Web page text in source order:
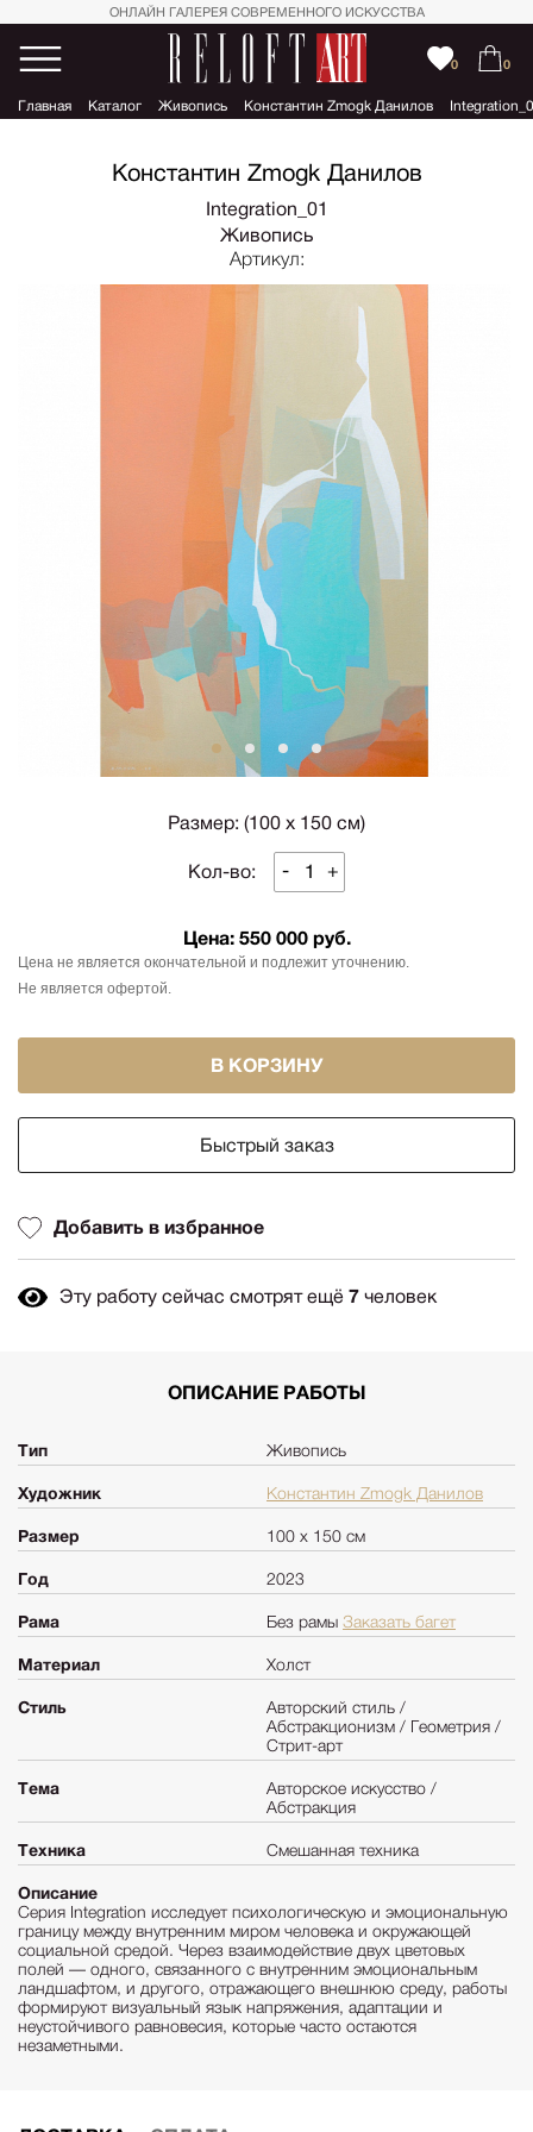
ОНЛАЙН ГАЛЕРЕЯ СОВРЕМЕННОГО ИСКУССТВА
0 0
Главная Каталог Живопись Константин Zmogk Данилов
ОПИСАНИЕ РАБОТЫ
Тип Живопись
Художник Константин Zmogk Данилов
Размер 100 х 150 см
Год 2023
Рама Без рамы Заказать багет
Материал Холст
Стиль
Авторский стиль /
Абстракционизм / Геометрия /
Стрит-арт
Тема
Авторское искусство /
Абстракция
Техника Смешанная техника
Описание
Серия Integration исследует психологическую и эмоциональную
границу между внутренним миром человека и окружающей
социальной средой. Через взаимодействие двух цветовых
полей — одного, связанного с внутренним эмоциональным
ландшафтом, и другого, отражающего внешнюю среду, работы
формируют визуальный язык напряжения, адаптации и
неустойчивого равновесия, которые часто остаются
незаметными.
Константин Zmogk Данилов
Integration_01
Живопись
Артикул:
Размер: (100 х 150 см)
Кол-во: - +
Цена: 550 000 руб.
Цена не является окончательной и подлежит уточнению.
Не является офертой.
В КОРЗИНУ
Быстрый заказ
Добавить в избранное
Эту работу сейчас смотрят ещё 7 человек